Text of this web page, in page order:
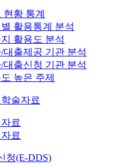
현황 통계
활용통계 분석
활용도 분석
대출제공 기관 분석
대출신청 기관 분석
높은 주제
술자료
료
료
청(E-DDS)